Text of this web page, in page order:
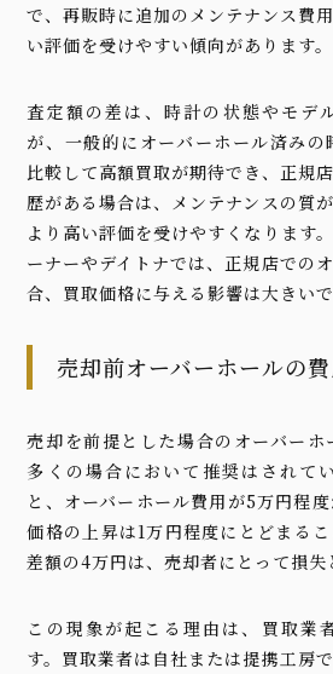
で、再販時に追加のメンテナンス費
い評価を受けやすい傾向があります。
査定額の差は、時計の状態やモデ
が、一般的にオーバーホール済みの
比較して高額買取が期待でき、正規
歴がある場合は、メンテナンスの質
より高い評価を受けやすくなります
ーナーやデイトナでは、正規店での
合、買取価格に与える影響は大きいで
売却前オーバーホールの
売却を前提とした場合のオーバーホ
多くの場合において推奨はされて
と、オーバーホール費用が5万円程
価格の上昇は1万円程度にとどまる
差額の4万円は、売却者にとって損失
この現象が起こる理由は、買取業
す。買取業者は自社または提携工房